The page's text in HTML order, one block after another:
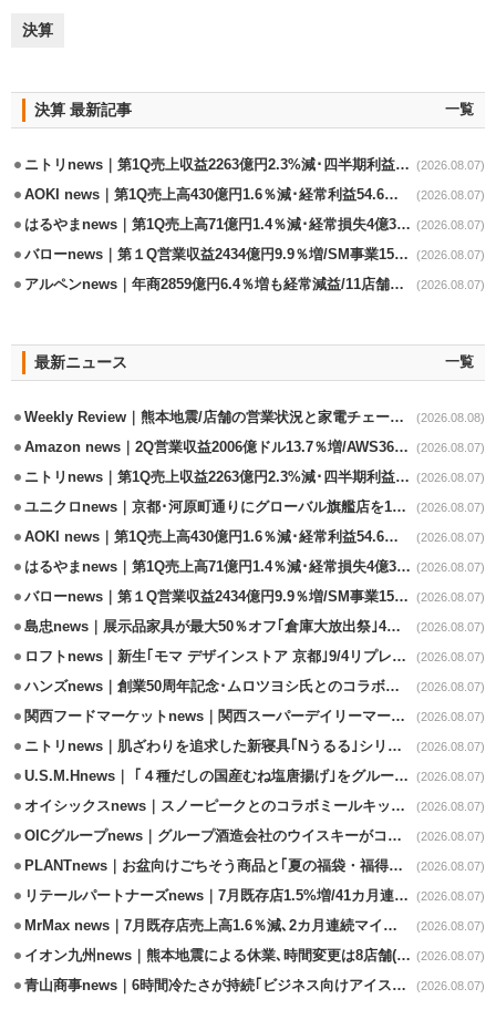
決算
決算 最新記事 一覧
ニトリnews｜第1Q売上収益2263億円2.3%減･四半期利益1.4％減 (2026.08.07)
AOKI news｜第1Q売上高430億円1.6％減･経常利益54.6％減 (2026.08.07)
はるやまnews｜第1Q売上高71億円1.4％減･経常損失4億3800万円 (2026.08.07)
バローnews｜第１Q営業収益2434億円9.9％増/SM事業15.5％増と絶好調 (2026.08.07)
アルペンnews｜年商2859億円6.4％増も経常減益/11店舗出店､4店閉鎖 (2026.08.07)
最新ニュース 一覧
Weekly Review｜熊本地震/店舗の営業状況と家電チェーンの支援策 (2026.08.08)
Amazon news｜2Q営業収益2006億ドル13.7％増/AWS36.8％％増が貢献 (2026.08.07)
ニトリnews｜第1Q売上収益2263億円2.3%減･四半期利益1.4％減 (2026.08.07)
ユニクロnews｜京都･河原町通りにグローバル旗艦店を11/6開設 (2026.08.07)
AOKI news｜第1Q売上高430億円1.6％減･経常利益54.6％減 (2026.08.07)
はるやまnews｜第1Q売上高71億円1.4％減･経常損失4億3800万円 (2026.08.07)
バローnews｜第１Q営業収益2434億円9.9％増/SM事業15.5％増と絶好調 (2026.08.07)
島忠news｜展示品家具が最大50％オフ｢倉庫大放出祭｣4店舗限定で開催 (2026.08.07)
ロフトnews｜新生｢モマ デザインストア 京都｣9/4リプレイスオープン (2026.08.07)
ハンズnews｜創業50周年記念･ムロツヨシ氏とのコラボ企画｢ムロハンズ｣開催 (2026.08.07)
関西フードマーケットnews｜関西スーパーデイリーマート蒲生店8/7改装 (2026.08.07)
ニトリnews｜肌ざわりを追求した新寝具｢Nうるる｣シリーズを発売 (2026.08.07)
U.S.M.Hnews｜ ｢４種だしの国産むね塩唐揚げ｣をグループ610店で共同販促 (2026.08.07)
オイシックスnews｜スノーピークとのコラボミールキット8/13発売 (2026.08.07)
OICグループnews｜グループ酒造会社のウイスキーがコンペティション受賞 (2026.08.07)
PLANTnews｜お盆向けごちそう商品と｢夏の福袋・福得カート｣8/8から開催 (2026.08.07)
リテールパートナーズnews｜7月既存店1.5%増/41カ月連続増 (2026.08.07)
MrMax news｜7月既存店売上高1.6％減､2カ月連続マイナス (2026.08.07)
イオン九州news｜熊本地震による休業､時間変更は8店舗(8/7時点) (2026.08.07)
青山商事news｜6時間冷たさが持続｢ビジネス向けアイスベスト｣発売 (2026.08.07)